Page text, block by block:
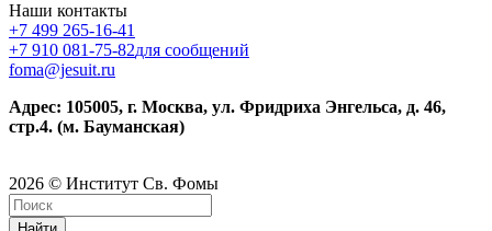
Наши контакты
+7 499 265-16-41
+7 910 081-75-82для сообщений
foma@jesuit.ru
Адрес: 105005, г. Москва, ул. Фридриха Энгельса, д. 46,
стр.4. (м. Бауманская)
2026 © Институт Св. Фомы